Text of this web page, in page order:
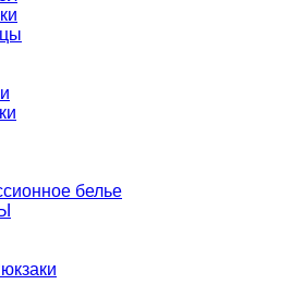
белье